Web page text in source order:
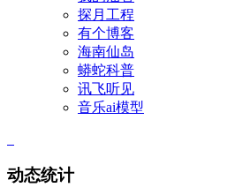
探月工程
有个博客
海南仙岛
蟒蛇科普
讯飞听见
音乐ai模型
动态统计